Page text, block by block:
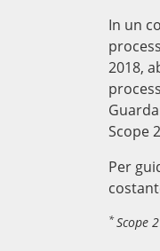
In un
2018,
Scope
Per
*Scope